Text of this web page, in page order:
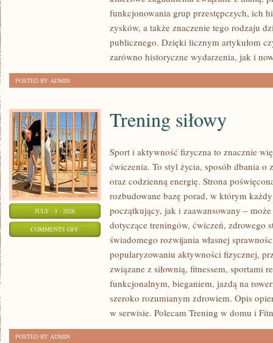
NIEWYJAŚNIONE
funkcjonowania grup przestępczych, ich
zysków, a także znaczenie tego rodzaju
publicznego. Dzięki licznym artykułom
zarówno historyczne wydarzenia, jak i
POSTED BY ADMIN
JULY - 3 - 2026
COMMENTS OFFON
Trening siłowy
Sport i aktywność fizyczna to znacznie
ćwiczenia. To styl życia, sposób dbania o
oraz codzienną energię. Strona
rozbudowane bazę porad, w którym
początkujący, jak i zaawansowany –
dotyczące treningów, ćwiczeń, zdrowego
świadomego rozwijania własnej
popularyzowaniu aktywności fizycznej,
związane z siłownią, fitnessem, sportami
funkcjonalnym, bieganiem, jazdą na
szeroko rozumianym zdrowiem. Opis
w serwisie. Polecam Trening w domu i
POSTED BY ADMIN